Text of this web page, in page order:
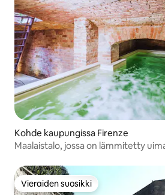
Kohde kaupungissa Firenze
Maalaistalo, jossa on lämmitetty
Vieraiden suosikki
Vieraiden suosikki